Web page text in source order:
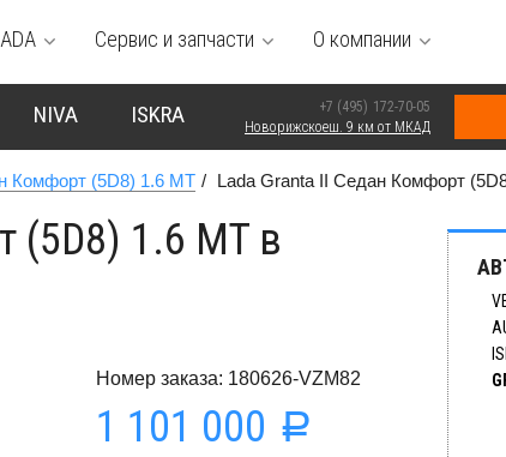
Сервис и запчасти О компании
NIVA ISKRA +7 (495) 172-70-05
Новорижскоеш. 9 км от МКАД
Комфорт (5D8) 1.6 MT Lada Granta II Седан Комфорт
(5D8) 1.6 MT в
Номер заказа: 180626-VZM82
1 101 000 a